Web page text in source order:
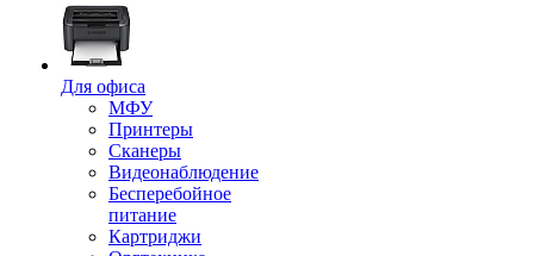
Для офиса
МФУ
Принтеры
Сканеры
Видеонаблюдение
Бесперебойное
питание
Картриджи